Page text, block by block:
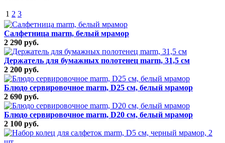
1 2 3
Салфетница marm, белый мрамор
2 290 руб.
Держатель для бумажных полотенец marm, 31,5 см
2 200 руб.
Блюдо сервировочное marm, D25 см, белый мрамор
2 690 руб.
Блюдо сервировочное marm, D20 см, белый мрамор
2 100 руб.